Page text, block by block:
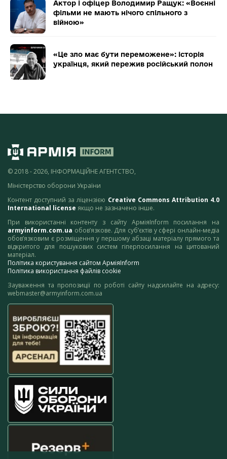
Актор і офіцер Володимир Ращук: «Воєнні
фільми не мають нічого спільного з
війною»
«Це зло має бути переможене»: історія
українця, який пережив російський полон
© 2018 - 2026, ІНФОРМАЦІЙНЕ АГЕНТСТВО,
Міністерство оборони України
Контент доступний за ліцензією Creative Commons Attribution 4.0
International license якщо не зазначено інше.
При використанні контенту з сайту АрміяInform посилання на
armyinform.com.ua обов’язкове. Для суб’єктів у сфері онлайн-медіа
обов’язковим є розміщення у першому абзаці матеріалу прямого та
відкритого для пошукових систем гіперпосилання на цитований
матеріал.
Політика користування сайтом АрміяInform
Політика використання файлів cookie
Зауваження та пропозиції по роботі сайту надсилайте на адресу:
webmaster@armyinform.com.ua